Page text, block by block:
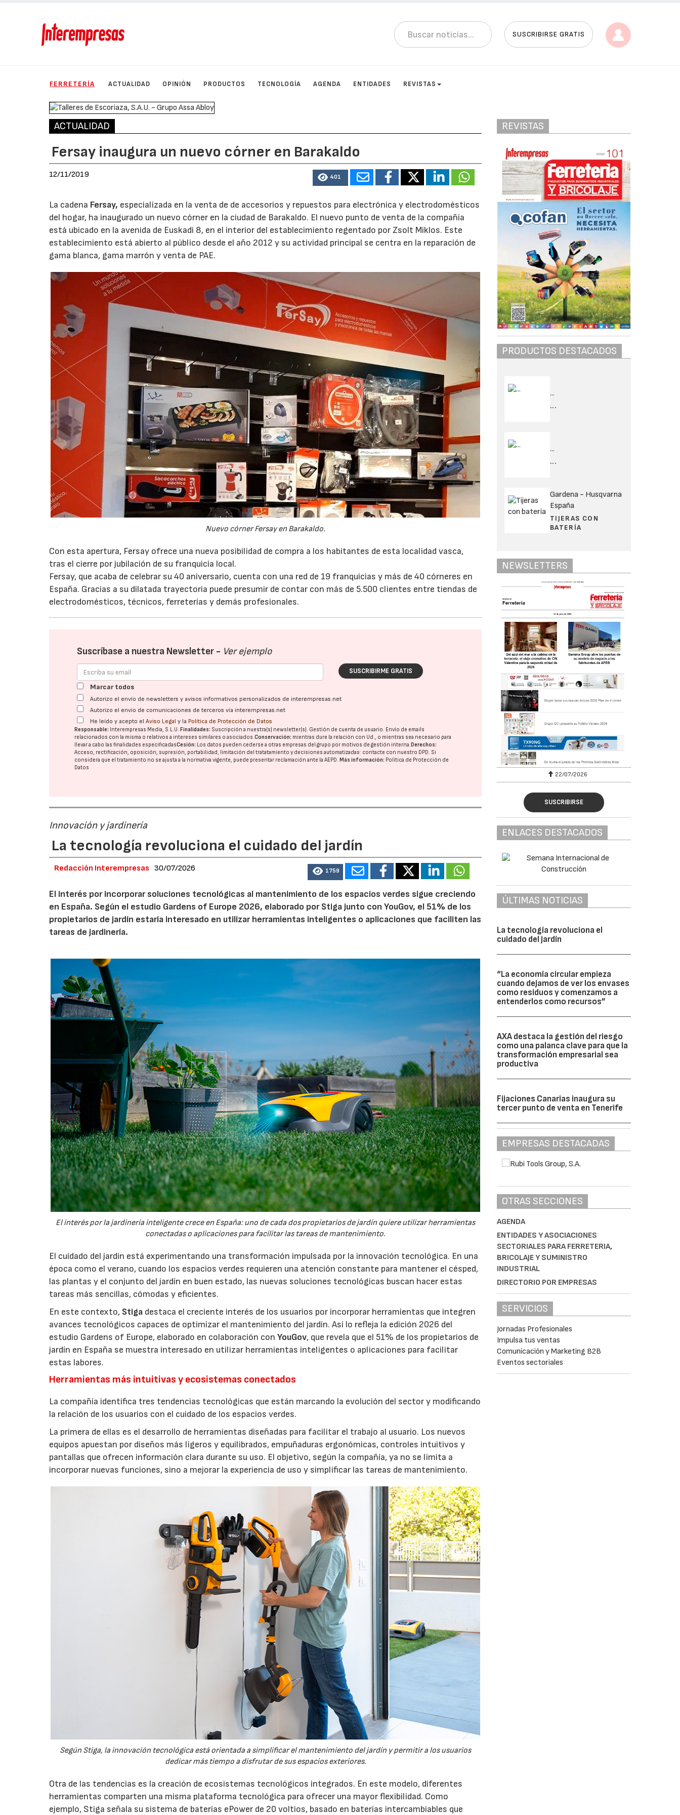
SUSCRIBIRSE GRATIS
FERRETERÍA ACTUALIDAD OPINIÓN PRODUCTOS TECNOLOGÍA AGENDA ENTIDADES REVISTAS
ACTUALIDAD
Fersay inaugura un nuevo córner en Barakaldo
12/11/2019 401
La cadena Fersay, especializada en la venta de de accesorios y repuestos para electrónica y electrodomésticos
del hogar, ha inaugurado un nuevo córner en la ciudad de Barakaldo. El nuevo punto de venta de la compañía
está ubicado en la avenida de Euskadi 8, en el interior del establecimiento regentado por Zsolt Miklos. Este
establecimiento está abierto al público desde el año 2012 y su actividad principal se centra en la reparación de
gama blanca, gama marrón y venta de PAE.
Nuevo córner Fersay en Barakaldo.
Con esta apertura, Fersay ofrece una nueva posibilidad de compra a los habitantes de esta localidad vasca,
tras el cierre por jubilación de su franquicia local.
Fersay, que acaba de celebrar su 40 aniversario, cuenta con una red de 19 franquicias y más de 40 córneres en
España. Gracias a su dilatada trayectoria puede presumir de contar con más de 5.500 clientes entre tiendas de
electrodomésticos, técnicos, ferreterías y demás profesionales.
Suscríbase a nuestra Newsletter - Ver ejemplo
SUSCRIBIRME GRATIS
Marcar todos
Autorizo el envío de newsletters y avisos informativos personalizados de interempresas.net
Autorizo el envío de comunicaciones de terceros vía interempresas.net
He leído y acepto elAviso Legal y la Política de Protección de Datos
Responsable: Interempresas Media, S.L.U. Finalidades: Suscripción a nuestra(s) newsletter(s). Gestión de cuenta de usuario. Envío de emails
relacionados con la misma o relativos a intereses similares o asociados.Conservación: mientras dure la relación con Ud., o mientras sea necesario para
llevar a cabo las finalidades especificadasCesión: Los datos pueden cederse a otras empresas del grupo por motivos de gestión interna. Derechos:
Acceso, rectificación, oposición, supresión, portabilidad, limitación del tratatamiento y decisiones automatizadas: contacte con nuestro DPD. Si
considera que el tratamiento no se ajusta a la normativa vigente, puede presentar reclamación ante laAEPD. Más información: Política de Protección de
Datos
Innovación y jardinería
La tecnología revoluciona el cuidado del jardín
Redacción Interempresas 30/07/2026 1759
El interés por incorporar soluciones tecnológicas al mantenimiento de los espacios verdes sigue creciendo
en España. Según el estudio Gardens of Europe 2026, elaborado por Stiga junto con YouGov, el 51% de los
propietarios de jardín estaría interesado en utilizar herramientas inteligentes o aplicaciones que faciliten las
tareas de jardinería.
El interés por la jardinería inteligente crece en España: uno de cada dos propietarios de jardín quiere utilizar herramientas
conectadas o aplicaciones para facilitar las tareas de mantenimiento.
El cuidado del jardín está experimentando una transformación impulsada por la innovación tecnológica. En una
época como el verano, cuando los espacios verdes requieren una atención constante para mantener el césped,
las plantas y el conjunto del jardín en buen estado, las nuevas soluciones tecnológicas buscan hacer estas
tareas más sencillas, cómodas y eficientes.
En este contexto, Stiga destaca el creciente interés de los usuarios por incorporar herramientas que integren
avances tecnológicos capaces de optimizar el mantenimiento del jardín. Así lo refleja la edición 2026 del
estudio Gardens of Europe, elaborado en colaboración conYouGov, que revela que el 51% de los propietarios de
jardín en España se muestra interesado en utilizar herramientas inteligentes o aplicaciones para facilitar
estas labores.
Herramientas más intuitivas y ecosistemas conectados
La compañía identifica tres tendencias tecnológicas que están marcando la evolución del sector y modificando
la relación de los usuarios con el cuidado de los espacios verdes.
La primera de ellas es el desarrollo de herramientas diseñadas para facilitar el trabajo al usuario. Los nuevos
equipos apuestan por diseños más ligeros y equilibrados, empuñaduras ergonómicas, controles intuitivos y
pantallas que ofrecen información clara durante su uso. El objetivo, según la compañía, ya no se limita a
incorporar nuevas funciones, sino a mejorar la experiencia de uso y simplificar las tareas de mantenimiento.
Según Stiga, la innovación tecnológica está orientada a simplificar el mantenimiento del jardín y permitir a los usuarios
dedicar más tiempo a disfrutar de sus espacios exteriores.
Otra de las tendencias es la creación de ecosistemas tecnológicos integrados. En este modelo, diferentes
herramientas comparten una misma plataforma tecnológica para ofrecer una mayor flexibilidad. Como
ejemplo, Stiga señala su sistema de baterías ePower de 20 voltios, basado en baterías intercambiables que
REVISTAS
PRODUCTOS DESTACADOS
...
...
...
...
Gardena - Husqvarna
España
TIJERAS CON
BATERÍA
NEWSLETTERS
22/07/2026
SUSCRIBIRSE
ENLACES DESTACADOS
ÚLTIMAS NOTICIAS
La tecnología revoluciona el
cuidado del jardín
“La economía circular empieza
cuando dejamos de ver los envases
como residuos y comenzamos a
entenderlos como recursos”
AXA destaca la gestión del riesgo
como una palanca clave para que la
transformación empresarial sea
productiva
Fijaciones Canarias inaugura su
tercer punto de venta en Tenerife
EMPRESAS DESTACADAS
OTRAS SECCIONES
AGENDA
ENTIDADES Y ASOCIACIONES
SECTORIALES PARA FERRETERIA,
BRICOLAJE Y SUMINISTRO
INDUSTRIAL
DIRECTORIO POR EMPRESAS
SERVICIOS
Jornadas Profesionales
Impulsa tus ventas
Comunicación y Marketing B2B
Eventos sectoriales